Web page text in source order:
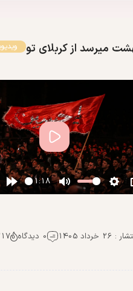
میرسد از کربلای تو
01:18
پخش
1405 0 دیدگاه 217